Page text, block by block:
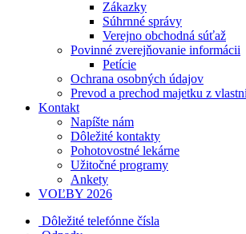
Zákazky
Súhrnné správy
Verejno obchodná súťaž
Povinné zverejňovanie informácii
Petície
Ochrana osobných údajov
Prevod a prechod majetku z
Kontakt
Napíšte nám
Dôležité kontakty
Pohotovostné lekárne
Užitočné programy
Ankety
VOĽBY 2026
Dôležité telefónne čísla